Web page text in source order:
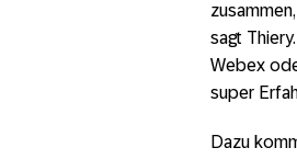
sagt
Webex
super
Dazu